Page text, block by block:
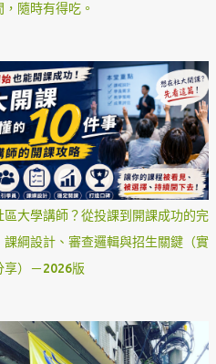
隨時有得吃。
區大學講師？從投課到開課成功的完
課綱設計、審查邏輯與招生關鍵（實
享）－2026版